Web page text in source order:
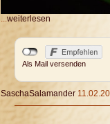
weiterlesen
Als Mail versenden
SaschaSalamander